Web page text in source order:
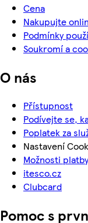
Cena
Nakupujte
Podmínky
Soukromí a
O nás
Přístupnost
Podívejte se,
Poplatek za
Nastavení
Možnosti platby
itesco.cz
Clubcard
Pomoc s